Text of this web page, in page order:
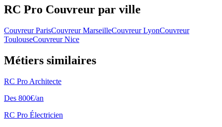
RC Pro Couvreur par ville
Couvreur ParisCouvreur MarseilleCouvreur LyonCouvreur
ToulouseCouvreur Nice
Métiers similaires
RC Pro Architecte
Des 800€/an
RC Pro Électricien